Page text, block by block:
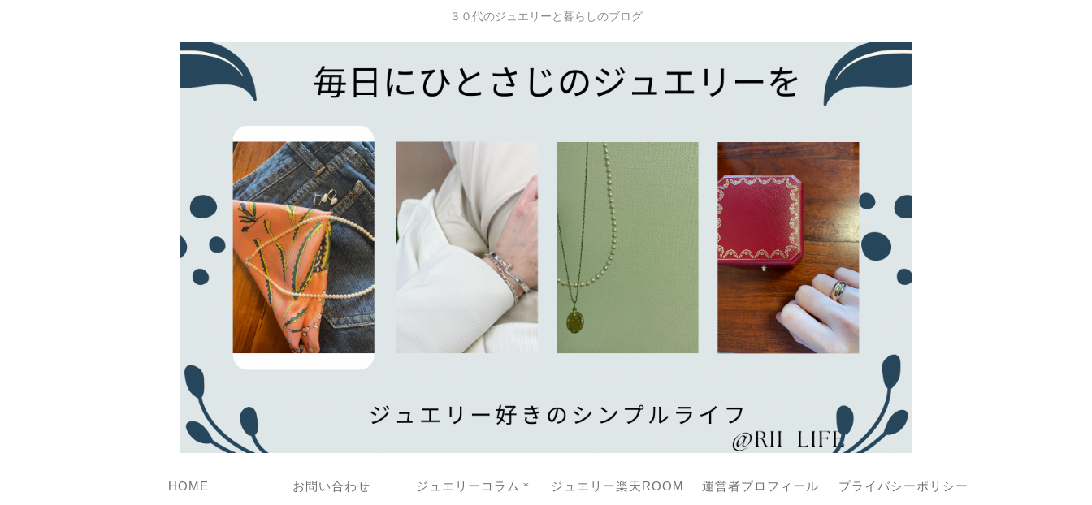
３０代のジュエリーと暮らしのブログ
HOME お問い合わせ ジュエリーコラム＊ ジュエリー楽天ROOM 運営者プロフィール プライバシーポリシー